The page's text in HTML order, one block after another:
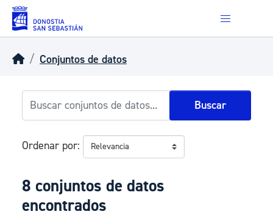
Skip to main content
Conjuntos de datos
Buscar
Ordenar por
8 conjuntos de datos
encontrados